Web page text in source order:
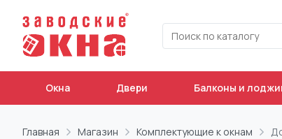
Окна Двери Балконы и
Главная Магазин Комплектующие к окнам